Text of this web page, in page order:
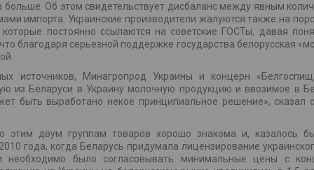
больше. Об этом свидетельствует дисбаланс между явным
импорта. Украинские производители жалуются также на
постоянно ссылаются на советские ГОСТы, давая
благодаря серьезной поддержке государства белорусская
источников, Минагропрод Украины и концерн
из Беларуси в Украину молочную продукцию и ввозимое в
быть выработано некое принципиальное решение», сказал
этим двум группам товаров хорошо знакома и, казалось
года, когда Беларусь придумала лицензирование
необходимо было согласовывать минимальные цены с